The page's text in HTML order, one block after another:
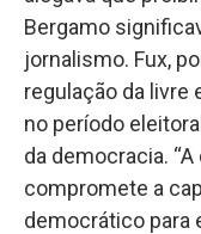
Bergamo
jornalismo. Fux,
regulação da livre
no período
da democracia.
compromete a
democrático para